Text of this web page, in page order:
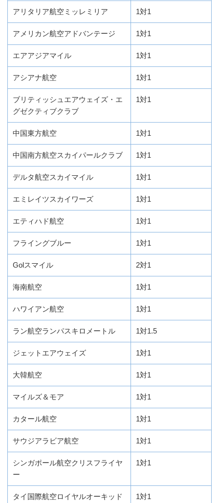
アリタリア航空ミッレミリア 1対1
アメリカン航空アドバンテージ 1対1
エアアジアマイル 1対1
アシアナ航空 1対1
ブリティッシュエアウェイズ・エ
グゼクティブクラブ
1対1
中国東方航空 1対1
中国南方航空スカイパールクラブ 1対1
デルタ航空スカイマイル 1対1
エミレイツスカイワーズ 1対1
エティハド航空 1対1
フライングブルー 1対1
Golスマイル 2対1
海南航空 1対1
ハワイアン航空 1対1
ラン航空ランパスキロメートル 1対1.5
ジェットエアウェイズ 1対1
大韓航空 1対1
マイルズ＆モア 1対1
カタール航空 1対1
サウジアラビア航空 1対1
シンガポール航空クリスフライヤ
ー
1対1
タイ国際航空ロイヤルオーキッド
1対1